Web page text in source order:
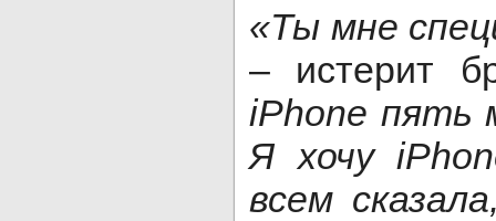
«Ты мне
– истерит
iPhone пять
Я хочу
всем